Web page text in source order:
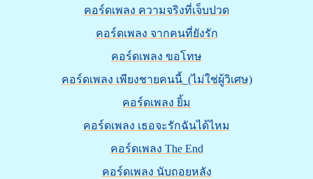
คอร์ดเพลง ความจริงที่เจ็บปวด
คอร์ดเพลง จากคนที่ยังรัก
คอร์ดเพลง ขอโทษ
คอร์ดเพลง เพียงชายคนนี้_(ไม่ใช่ผู้วิเศษ)
คอร์ดเพลง ยิ้ม
คอร์ดเพลง เธอจะรักฉันได้ไหม
คอร์ดเพลง The End
คอร์ดเพลง นับถอยหลัง